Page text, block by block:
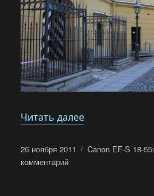
Читать далее
Опубликовано
26 ноября 2011 Метки
Canon EF-S 18-
комментарийк